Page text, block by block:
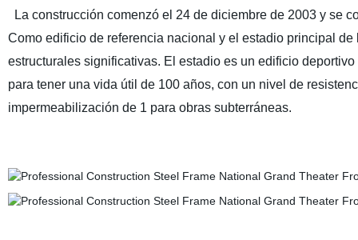
La construcción comenzó el 24 de diciembre de 2003 y se
Como edificio de referencia nacional y el estadio principal
estructurales significativas. El estadio es un edificio
para tener una vida útil de 100 años, con un nivel de
impermeabilización de 1 para obras subterráneas.